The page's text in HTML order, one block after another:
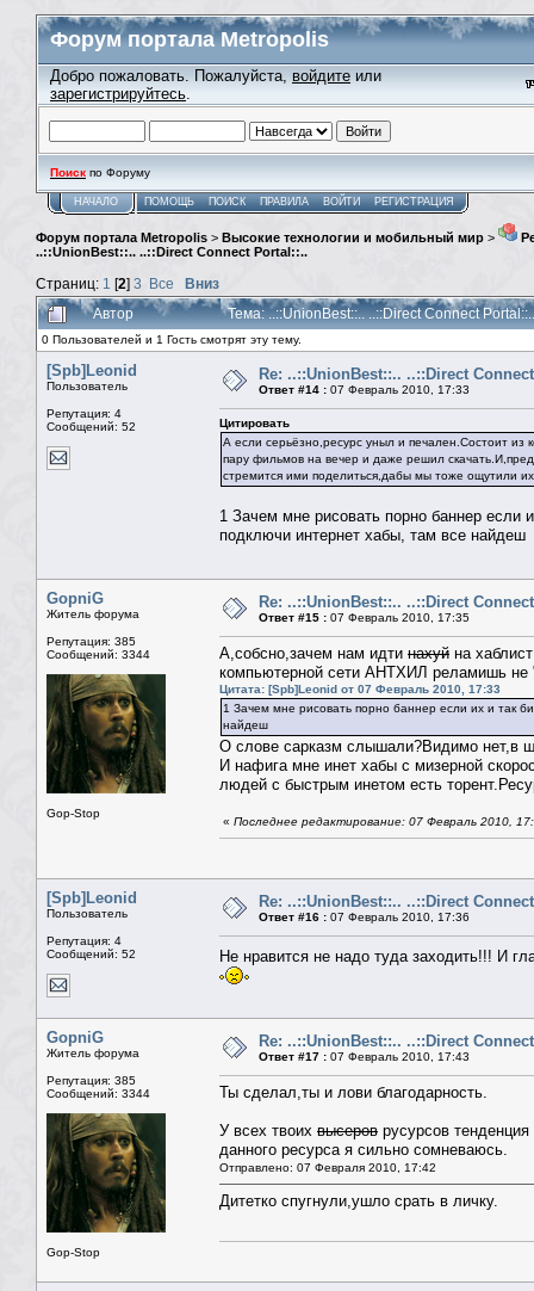
Форум портала Metropolis
Добро пожаловать. Пожалуйста, войдите или
зарегистрируйтесь.
Поиск по Форуму
НАЧАЛО ПОМОЩЬ ПОИСК ПРАВИЛА ВОЙТИ РЕГИСТРАЦИЯ
Форум портала Metropolis > Высокие технологии и мобильный мир >
..::UnionBest::.. ..::Direct Connect Portal::..
Страниц: 1 [2] 3 Все
Вниз
Автор
Тема: ..::UnionBest::.. ..::Direct Connect
0 Пользователей и 1 Гость смотрят эту тему.
[Spb]Leonid
Пользователь
Репутация: 4
Сообщений: 52
Re: ..::UnionBest::.. ..::Direct
Ответ #14 : 07 Февраль 2010, 17:33
Цитировать
А если серьёзно,ресурс уныл и печален.Состоит
пару фильмов на вечер и даже решил
стремится ими поделиться,дабы мы тоже ощутили
1 Зачем мне рисовать порно баннер если
подключи интернет хабы, там все найдеш
GopniG
Житель форума
Репутация: 385
Сообщений: 3344
Gop-Stop
Re: ..::UnionBest::.. ..::Direct
Ответ #15 : 07 Февраль 2010, 17:35
А,собсно,зачем нам идти нахуй на
компьютерной сети АНТХИЛ реламишь не
Цитата: [Spb]Leonid от 07 Февраль 2010, 17:33
1 Зачем мне рисовать порно баннер если их и так
найдеш
О слове сарказм слышали?Видимо нет,в
И нафига мне инет хабы с мизерной
людей с быстрым инетом есть
« Последнее редактирование: 07 Февраль 2010,
[Spb]Leonid
Пользователь
Репутация: 4
Сообщений: 52
Re: ..::UnionBest::.. ..::Direct
Ответ #16 : 07 Февраль 2010, 17:36
Не нравится не надо туда заходить!!! И
GopniG
Житель форума
Репутация: 385
Сообщений: 3344
Gop-Stop
Re: ..::UnionBest::.. ..::Direct
Ответ #17 : 07 Февраль 2010, 17:43
Ты сделал,ты и лови благодарность.
У всех твоих высеров русурсов
данного ресурса я сильно сомневаюсь.
Отправлено: 07 Февраля 2010, 17:42
Дитетко спугнули,ушло срать в личку.